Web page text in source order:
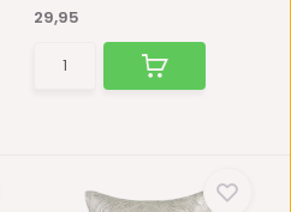
29,95